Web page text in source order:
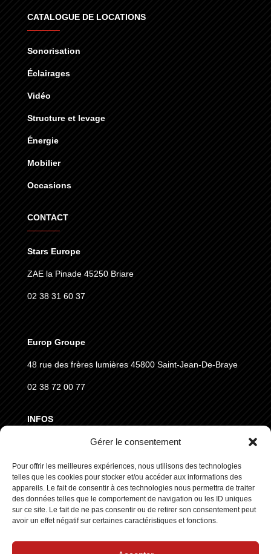
Gérer le consentement
Pour offrir les meilleures expériences, nous utilisons des technologies
telles que les cookies pour stocker et/ou accéder aux informations des
appareils. Le fait de consentir à ces technologies nous permettra de traiter
des données telles que le comportement de navigation ou les ID uniques
sur ce site. Le fait de ne pas consentir ou de retirer son consentement peut
avoir un effet négatif sur certaines caractéristiques et fonctions.
CATALOGUE DE LOCATIONS
Sonorisation
Éclairages
Vidéo
Structure et levage
Énergie
Mobilier
Occasions
CONTACT
Stars Europe
ZAE la Pinade 45250 Briare
02 38 31 60 37
Europ Groupe
48 rue des frères lumières 45800 Saint-Jean-De-Braye
02 38 72 00 77
INFOS
CGVD
RGPD
SUIVEZ NOUS